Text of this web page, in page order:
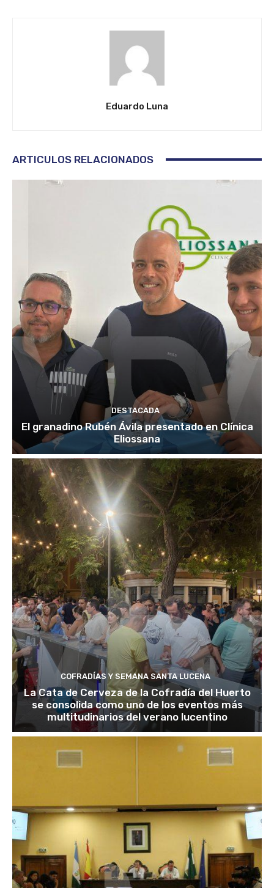
Eduardo Luna
ARTICULOS RELACIONADOS
DESTACADA
El granadino Rubén Ávila presentado en Clínica
Eliossana
COFRADÍAS Y SEMANA SANTA LUCENA
La Cata de Cerveza de la Cofradía del Huerto
se consolida como uno de los eventos más
multitudinarios del verano lucentino